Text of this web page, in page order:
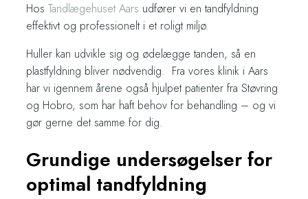
Hos Tandlægehuset Aars udfører vi en tandfyldning
effektivt og professionelt i et roligt miljø.
​Huller kan udvikle sig og ødelægge tanden, så en
plastfyldning bliver nødvendig. Fra vores klinik i Aars
har vi igennem årene også hjulpet patienter fra Støvring
og Hobro, som har haft behov for behandling – og vi
gør gerne det samme for dig.
Grundige undersøgelser for
optimal tandfyldning